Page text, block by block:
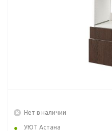
Нет в наличии
УЮТ Астана